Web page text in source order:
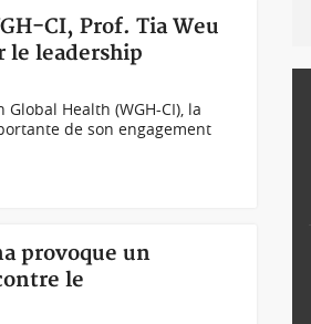
CI, Prof. Tia Weu
le leadership
Health (WGH-CI), la
de son engagement
provoque un
le